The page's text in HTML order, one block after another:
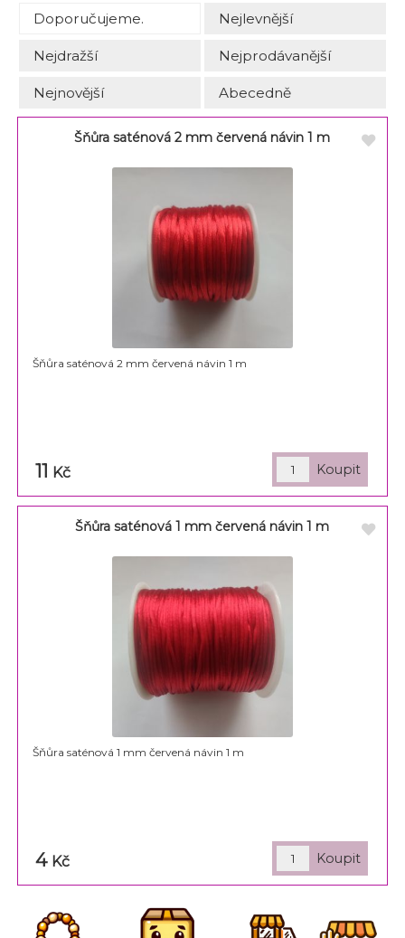
Doporučujeme. Nejlevnější
Nejdražší Nejprodávanější
Nejnovější Abecedně
Šňůra saténová 2 mm červená návin 1 m
Šňůra saténová 2 mm červená návin 1 m
11 Kč
Šňůra saténová 1 mm červená návin 1 m
Šňůra saténová 1 mm červená návin 1 m
4 Kč